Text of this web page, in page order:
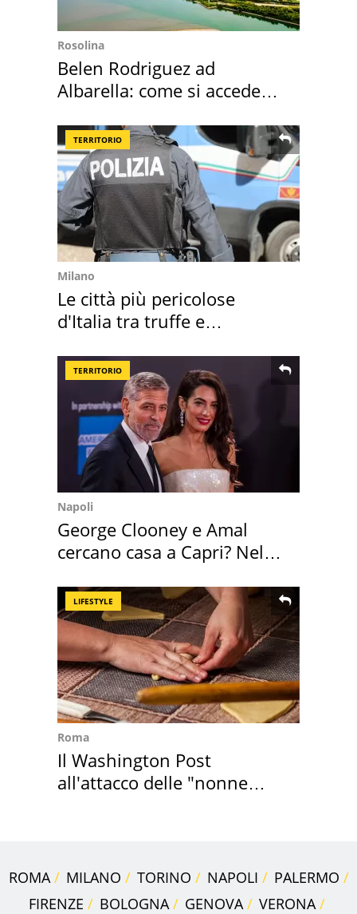
Rosolina
Belen Rodriguez ad
Albarella: come si accede
TERRITORIO
Milano
Le città più pericolose
d'Italia tra truffe e
TERRITORIO
Napoli
George Clooney e Amal
cercano casa a Capri? Nel
LIFESTYLE
Roma
Il Washington Post
all'attacco delle "nonne
ROMA MILANO TORINO NAPOLI
PALERMO
FIRENZE
BOLOGNA GENOVA
VERONA